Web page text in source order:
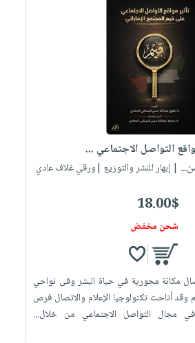
التواصل الاجتماعي ...
| إبهار للنشر والتوزيع |ورقي غلاف عادي
18.00$
شحن مخفض
‌مكانة محورية‌ في ‌حياة ‌البشر ‌وفى ‌نواحي‌
‌وقد ‌أتاحت ‌تكنولوجيا ‌الإعلام ‌والاتصال ‌فرص
مجال ‌التواصل ‌الاجتماعي ‌من‌ خلال...